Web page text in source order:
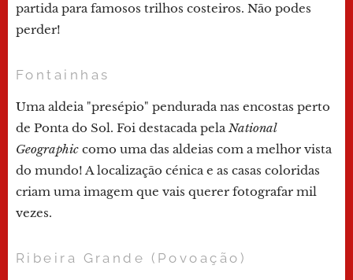
partida para famosos trilhos costeiros. Não podes
perder!
Fontainhas
Uma aldeia "presépio" pendurada nas encostas perto
de Ponta do Sol. Foi destacada pelaNational
Geographic como uma das aldeias com a melhor vista
do mundo! A localização cénica e as casas coloridas
criam uma imagem que vais querer fotografar mil
vezes.
Ribeira Grande (Povoação)